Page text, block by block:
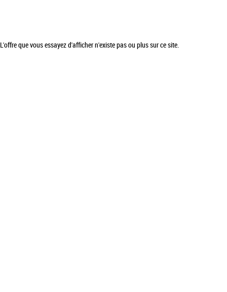
L'offre que vous essayez d'afficher n'existe pas ou plus sur ce site.